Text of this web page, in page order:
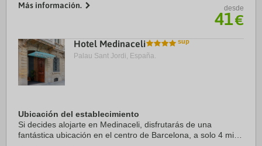
de Barcelona. Además, ...
Más información. desde
41€
Hotel Medinaceli
Palau Sant Jordi, España.
Ubicación del establecimiento
Si decides alojarte en Medinaceli, disfrutarás de una
fantástica ubicación en el centro de Barcelona, a solo 4 min